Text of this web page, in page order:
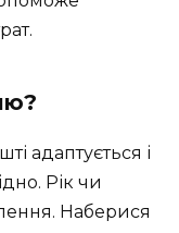
адаптується і
Рік чи
Наберися